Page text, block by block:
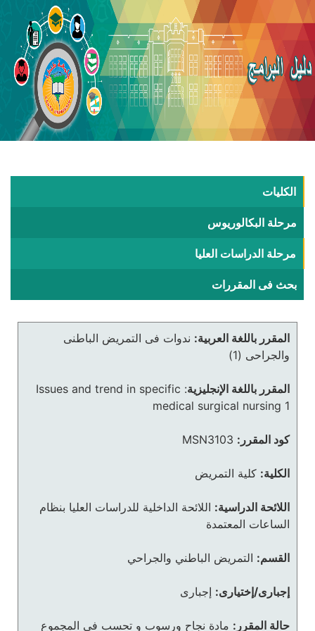
الكليات
مرحلة البكالوريوس
مرحلة الدراسات العليا
بحث فى المقررات
المقرر باللغة العربية: ندوات فى التمريض الباطنى
والجراحى (1)
المقرر باللغة الإنجليزية:
Issues and trend in specific
medical surgical nursing 1
كود المقرر: MSN3103
الكلية: كلية التمريض
اللائحة الدراسية: اللائحة الداخلية للدراسات العليا بنظام
الساعات المعتمدة
القسم: التمريض الباطني والجراحي
إجبارى/إختيارى: إجبارى
حالة المقرر: مادة نجاح ورسوب و تحسب في المجموع